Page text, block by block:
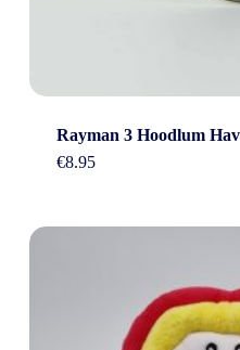
Rayman 3 Hoodlum
€8.95